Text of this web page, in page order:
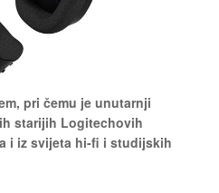
pri čemu je unutarnji
starijih Logitechovih
i iz svijeta hi-fi i studijskih